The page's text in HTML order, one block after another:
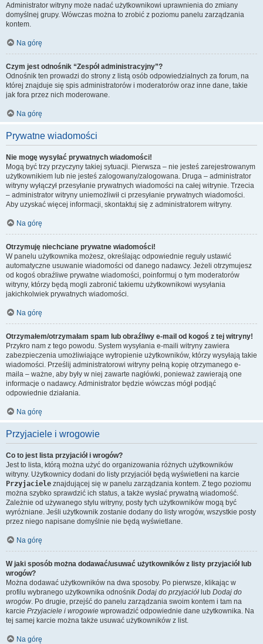
Administrator witryny może nadać użytkownikowi uprawnienia do zmiany
domyślnej grupy. Wówczas można to zrobić z poziomu panelu zarządzania
kontem.
Na górę
Czym jest odnośnik “Zespół administracyjny”?
Odnośnik ten prowadzi do strony z listą osób odpowiedzialnych za forum, na
której znajduje się spis administratorów i moderatorów oraz inne dane, takie
jak fora przez nich moderowane.
Na górę
Prywatne wiadomości
Nie mogę wysyłać prywatnych wiadomości!
Mogą być trzy przyczyny takiej sytuacji. Pierwsza – nie jesteś zarejestrowanym
użytkownikiem lub nie jesteś zalogowany/zalogowana. Druga – administrator
witryny wyłączył przesyłanie prywatnych wiadomości na całej witrynie. Trzecia
– administrator witryny uniemożliwił ci przesyłanie prywatnych wiadomości.
Aby uzyskać więcej informacji, skontaktuj się z administratorem witryny.
Na górę
Otrzymuję niechciane prywatne wiadomości!
W panelu użytkownika możesz, określając odpowiednie reguły ustawić
automatyczne usuwanie wiadomości od danego nadawcy. Jeżeli otrzymujesz
od kogoś obraźliwe prywatne wiadomości, poinformuj o tym moderatorów
witryny, którzy będą mogli zabronić takiemu użytkownikowi wysyłania
jakichkolwiek prywatnych wiadomości.
Na górę
Otrzymałem/otrzymałam spam lub obraźliwy e-mail od kogoś z tej witryny!
Przykro nam z tego powodu. System wysyłania e-maili witryny zawiera
zabezpieczenia umożliwiające wytropienie użytkowników, którzy wysyłają takie
wiadomości. Prześlij administratorowi witryny pełną kopię otrzymanego e-
maila – ważne, aby były w niej zawarte nagłówki, ponieważ zawierają one
informacje o nadawcy. Administrator będzie wówczas mógł podjąć
odpowiednie działania.
Na górę
Przyjaciele i wrogowie
Co to jest lista przyjaciół i wrogów?
Jest to lista, którą można użyć do organizowania różnych użytkowników
witryny. Użytkownicy dodani do listy przyjaciół będą wyświetleni na karcie
Przyjaciele znajdującej się w panelu zarządzania kontem. Z tego poziomu
można szybko sprawdzić ich status, a także wysłać prywatną wiadomość.
Zależnie od używanego stylu witryny, posty tych użytkowników mogą być
wyróżniane. Jeśli użytkownik zostanie dodany do listy wrogów, wszystkie posty
przez niego napisane domyślnie nie będą wyświetlane.
Na górę
W jaki sposób można dodawać/usuwać użytkowników z listy przyjaciół lub
wrogów?
Można dodawać użytkowników na dwa sposoby. Po pierwsze, klikając w
profilu wybranego użytkownika odnośnik Dodaj do przyjaciół lub Dodaj do
wrogów. Po drugie, przejść do panelu zarządzania swoim kontem i tam na
karcie Przyjaciele i wrogowie wprowadzić odpowiednie dane użytkownika. Na
tej samej karcie można także usuwać użytkowników z list.
Na górę